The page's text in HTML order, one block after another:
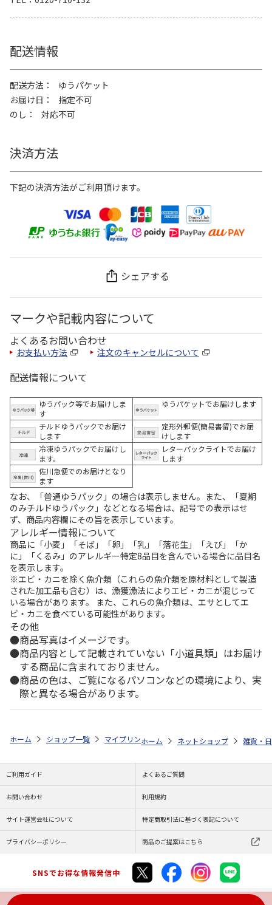
配送情報
配送方法
ゆうパケット
お届け日
指定不可
のし
対応不可
決済方法
下記の決済方法がご利用頂けます。
シェアする
マークや記載内容について
よくあるお問い合わせ
お支払い方法 注文のキャンセルについて
配送情報について
ゆうパック等でお届けしま
す
ゆうパケットでお届けします
チルドゆうパックでお届け
します
定形外郵便(簡易書留)でお届
けします
冷凍ゆうパックでお届けし
ます。
レターパックライトでお届け
します
佐川急便でのお届けとなり
ます
なお、「普通ゆうパック」の場合は表示しません。また、「夏期
のみチルドゆうパック」などとなる場合は、記号での表示はせ
ず、商品内容欄にその旨を表示しています。
アレルギー情報について
商品に「小麦」「そば」「卵」「乳」「落花生」「えび」「か
に」「くるみ」のアレルギー特定8品目を含んでいる場合に品目名
を表示します。
※エビ・カニを除く魚介類（これらの魚介類を原材料として製造
された加工品も含む）は、漁獲漁法によりエビ・カニが混じって
いる場合があります。 また、これらの魚介類は、エサとしてエ
ビ・カニを食べている可能性があります。
その他
商品写真はイメージです。
商品内容として記載されていない「小道具類」はお届け
する商品に含まれておりません。
商品の色は、ご覧になるパソコンなどの環境により、実
際と異なる場合があります。
ホーム ショップ一覧 マイプリント カーステッカー【マルチーズ
ホーム ネットショップ 雑貨・
ご利用ガイド よくあるご質問
お問い合わせ 利用規約
サイト運営会社について 特定商取引法に基づく表記について
プライバシーポリシー 商品のご提案はこちら
SNSでお得な情報発信中